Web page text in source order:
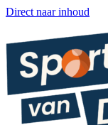
Direct naar inhoud